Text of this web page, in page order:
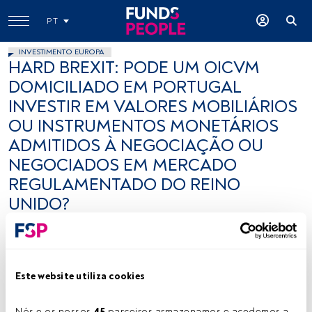
Este website utiliza cookies
PT
INVESTIMENTO EUROPA
HARD BREXIT: PODE UM OICVM
DOMICILIADO EM PORTUGAL
INVESTIR EM VALORES MOBILIÁRIOS
OU INSTRUMENTOS MONETÁRIOS
ADMITIDOS À NEGOCIAÇÃO OU
NEGOCIADOS EM MERCADO
REGULAMENTADO DO REINO
UNIDO?
FundsPeople .